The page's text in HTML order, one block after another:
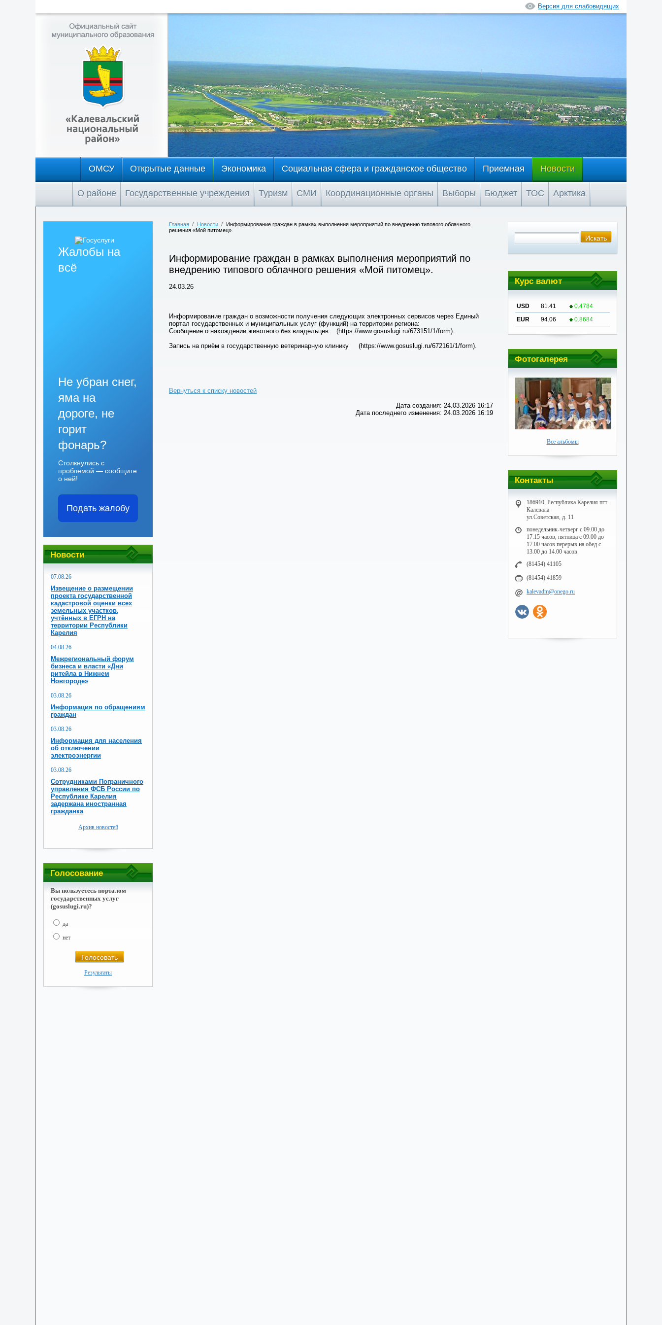
Версия для слабовидящих
ОМСУ Открытые данные Экономика Социальная сфера и гражданское общество Приемная Новости
О районе Государственные учреждения Туризм СМИ Координационные органы Выборы Бюджет ТОС Арктика
Жалобы на
всё
Не убран снег,
яма на
дороге, не
горит
фонарь?
Столкнулись с
проблемой — сообщите
о ней!
Подать жалобу
Новости
07.08.26
Извещение о размещении
проекта государственной
кадастровой оценки всех
земельных участков,
учтённых в ЕГРН на
территории Республики
Карелия
04.08.26
Межрегиональный форум
бизнеса и власти «Дни
ритейла в Нижнем
Новгороде»
03.08.26
Информация по обращениям
граждан
03.08.26
Информация для населения
об отключении
электроэнергии
03.08.26
Сотрудниками Пограничного
управления ФСБ России по
Республике Карелия
задержана иностранная
гражданка
Архив новостей
Голосование
Вы пользуетесь порталом
государственных услуг
(gosuslugi.ru)?
да
нет
Результаты
Главная / Новости /
Информирование граждан в рамках выполнения мероприятий по внедрению типового облачного
решения «Мой питомец».
Информирование граждан в рамках выполнения мероприятий по
внедрению типового облачного решения «Мой питомец».
24.03.26
Информирование граждан о возможности получения следующих электронных сервисов через Единый
портал государственных и муниципальных услуг (функций) на территории региона:
Сообщение о нахождении животного без владельцев (https://www.gosuslugi.ru/673151/1/form).
Запись на приём в государственную ветеринарную клинику (https://www.gosuslugi.ru/672161/1/form).
Вернуться к списку новостей
Дата создания: 24.03.2026 16:17
Дата последнего изменения: 24.03.2026 16:19
Курс валют
USD 81.41
0.4784
EUR
94.06 0.8684
Фотогалерея
Все альбомы
Контакты
186910, Республика Карелия пгт.
Калевала
ул.Советская, д. 11
понедельник-четверг с 09.00 до
17.15 часов, пятница с 09.00 до
17.00 часов перерыв на обед с
13.00 до 14.00 часов.
(81454) 41105
(81454) 41859
kalevadm@onego.ru